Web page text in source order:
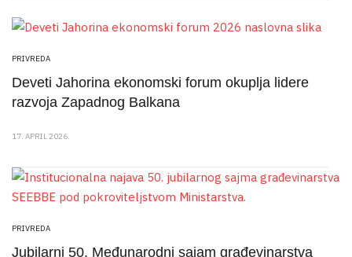
PRIVREDA
Deveti Jahorina ekonomski forum okuplja lidere
razvoja Zapadnog Balkana
17. APRIL 2026.
PRIVREDA
Jubilarni 50. Međunarodni sajam građevinarstva